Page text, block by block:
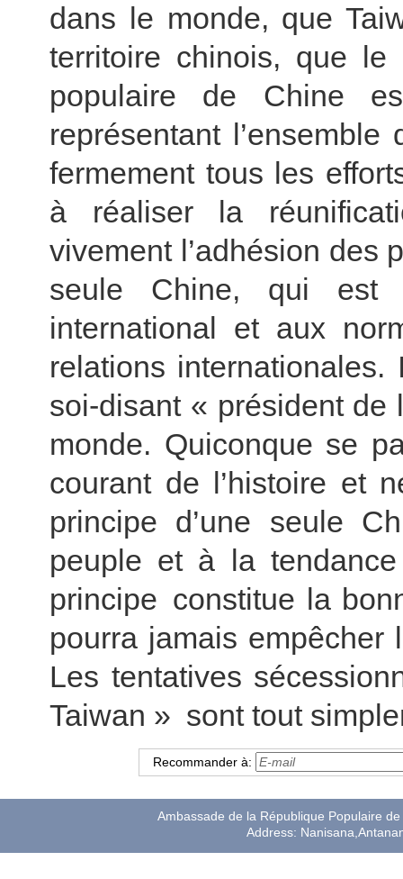
dans le monde, que
territoire chinois, que le
populaire de Chine
représentant
fermement tous les
à réaliser la
vivement l’adhésion des
seule Chine, qui est
international et aux
relations
soi-disant « président
monde. Quiconque se
courant de l’histoire et
principe d’une seule
peuple et à la
principe constitue la
pourra jamais
Les tentatives
Taiwan » sont tout
Recommander à:
Ambassade de la République Populaire
Address: